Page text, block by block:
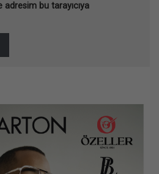
bu tarayıcıya